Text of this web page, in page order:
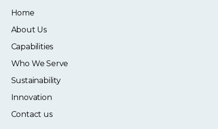
Home
About Us
Capabilities
Who We Serve
Sustainability
Innovation
Contact us